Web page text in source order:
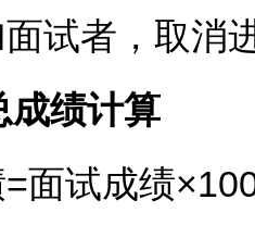
者，取消
成绩计算
试成绩